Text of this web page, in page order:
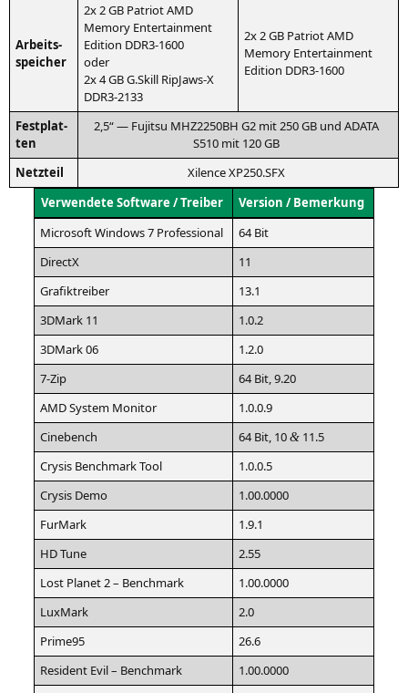
Arbeits­
spei­cher
2x 2GB Patri­otAMD
Memo­ry Enter­tain­ment
Edi­ti­on DDR3-1600
oder
2x 4GBG.Skill RipJaws‑X
DDR3-2133
2x 2GB Patri­otAMD
Memo­ry Enter­tain­ment
Edi­ti­on DDR3-1600
Fest­plat­
ten
2,5“ — Fuji­tsu MHZ2250BH G2 mit 250GB und ADATA
S510 mit 120GB
Netz­teil
XilenceXP250.SFX
Ver­wen­de­te Soft­ware / Treiber
Ver­si­on / Bemerkung
Micro­soft Win­dows 7 Professional
64 Bit
DirectX
11
Gra­fik­trei­ber
13.1
3DMark 11
1.0.2
3DMark 06
1.2.0
7‑Zip
64 Bit, 9.20
AMDSys­tem Monitor
1.0.0.9
Cine­bench
64 Bit, 10& 11.5
Crysis Bench­mark Tool
1.0.0.5
Crysis Demo
1.00.0000
Fur­Mark
1.9.1
HDTune
2.55
Lost Pla­net 2 – Benchmark
1.00.0000
Lux­Mark
2.0
Prime95
26.6
Resi­dent Evil – Benchmark
1.00.0000